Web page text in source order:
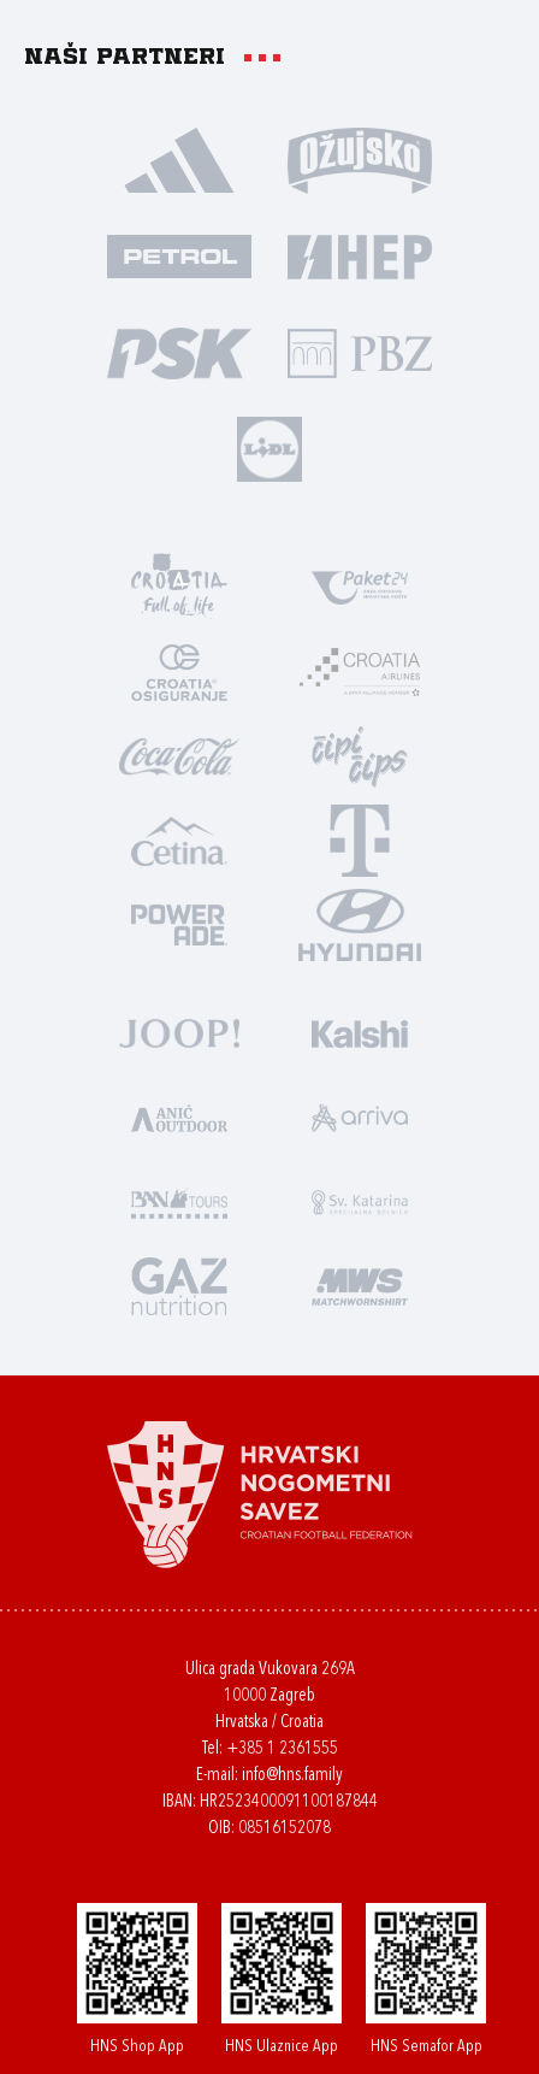
Naši partneri
Ulica grada Vukovara 269A
10000 Zagreb
Hrvatska / Croatia
Tel: +385 1 2361555
E-mail: info@hns.family
IBAN: HR2523400091100187844
OIB: 08516152078
HNS Shop App HNS Ulaznice App HNS Semafor App